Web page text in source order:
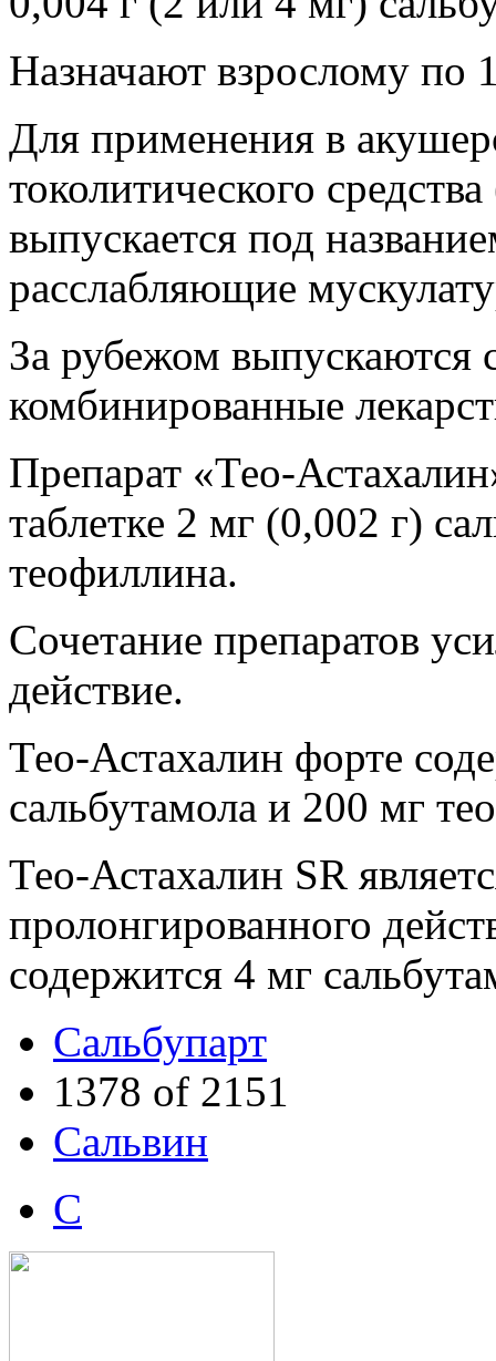
Назначают взрослому по
Для применения в
токолитического
выпускается под
расслабляющие
За рубежом выпускаются
комбинированные
Препарат «Тео-
таблетке 2 мг (0,002 г)
теофиллина.
Сочетание препаратов
действие.
Тео-Астахалин форте
сальбутамола и 200 мг
Тео-Астахалин SR
пролонгированного
содержится 4 мг
Сальбупарт
1378 of 2151
Сальвин
С